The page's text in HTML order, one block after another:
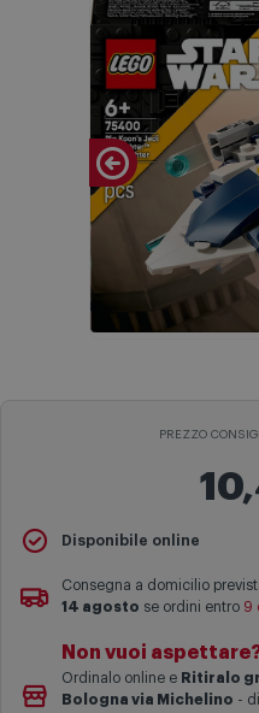
PREZZO
Il Prezzo Consigliato
prezzo finale di vendita anche
Disponibile online
Consegna a domicilio
14 agosto se ordini entro 9
Le date previste per la
basata sulle statistiche di
Non vuoi
Ordinalo online e Ritiralo
Bologna via Michelino -